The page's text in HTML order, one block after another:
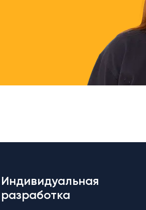
Индивидуальная
разработка